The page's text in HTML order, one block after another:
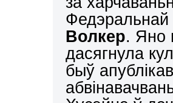
Волкер. Яно
дасягнула
быў